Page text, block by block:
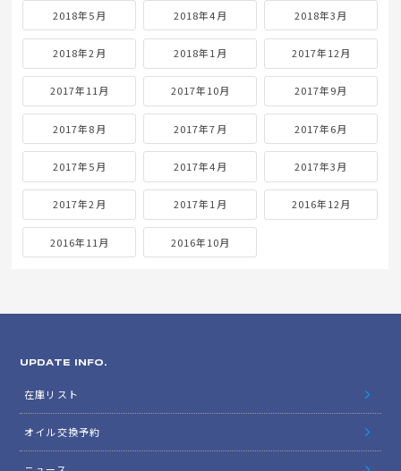
2018年5月 2018年4月 2018年3月
2018年2月 2018年1月 2017年12月
2017年11月 2017年10月 2017年9月
2017年8月 2017年7月 2017年6月
2017年5月 2017年4月 2017年3月
2017年2月 2017年1月 2016年12月
2016年11月 2016年10月
UPDATE INFO.
在庫リスト
オイル交換予約